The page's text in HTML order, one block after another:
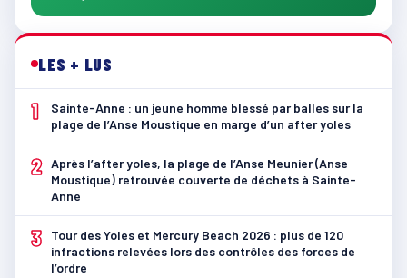
LES + LUS
1
Sainte-Anne : un jeune homme blessé par balles sur la
plage de l’Anse Moustique en marge d’un after yoles
2 Après l’after yoles, la plage de l’Anse Meunier (Anse
Moustique) retrouvée couverte de déchets à Sainte-
Anne
3
Tour des Yoles et Mercury Beach 2026 : plus de 120
infractions relevées lors des contrôles des forces de
l’ordre